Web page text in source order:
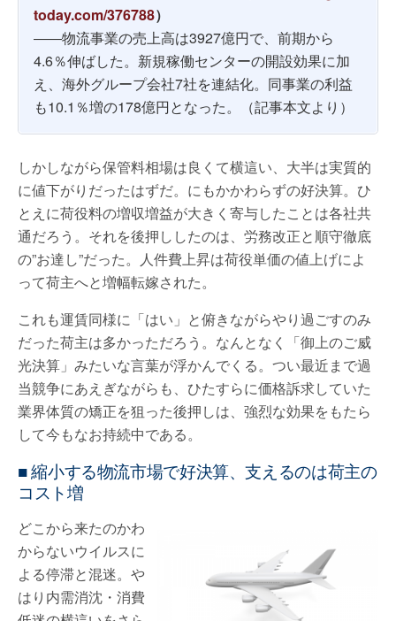
today.com/376788）
――物流事業の売上高は3927億円で、前期から
4.6％伸ばした。新規稼働センターの開設効果に加
え、海外グループ会社7社を連結化。同事業の利益
も10.1％増の178億円となった。（記事本文より）
しかしながら保管料相場は良くて横這い、大半は実質的
に値下がりだったはずだ。にもかかわらずの好決算。ひ
とえに荷役料の増収増益が大きく寄与したことは各社共
通だろう。それを後押ししたのは、労務改正と順守徹底
の”お達し”だった。人件費上昇は荷役単価の値上げによ
って荷主へと増幅転嫁された。
これも運賃同様に「はい」と俯きながらやり過ごすのみ
だった荷主は多かっただろう。なんとなく「御上のご威
光決算」みたいな言葉が浮かんでくる。つい最近まで過
当競争にあえぎながらも、ひたすらに価格訴求していた
業界体質の矯正を狙った後押しは、強烈な効果をもたら
して今もなお持続中である。
■ 縮小する物流市場で好決算、支えるのは荷主の
コスト増
どこから来たのかわ
からないウイルスに
よる停滞と混迷。や
はり内需消沈・消費